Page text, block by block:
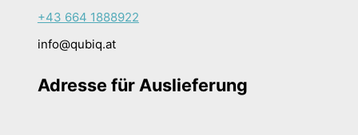
+43 664 1888922
info@qubiq.at
Adresse für Auslieferung